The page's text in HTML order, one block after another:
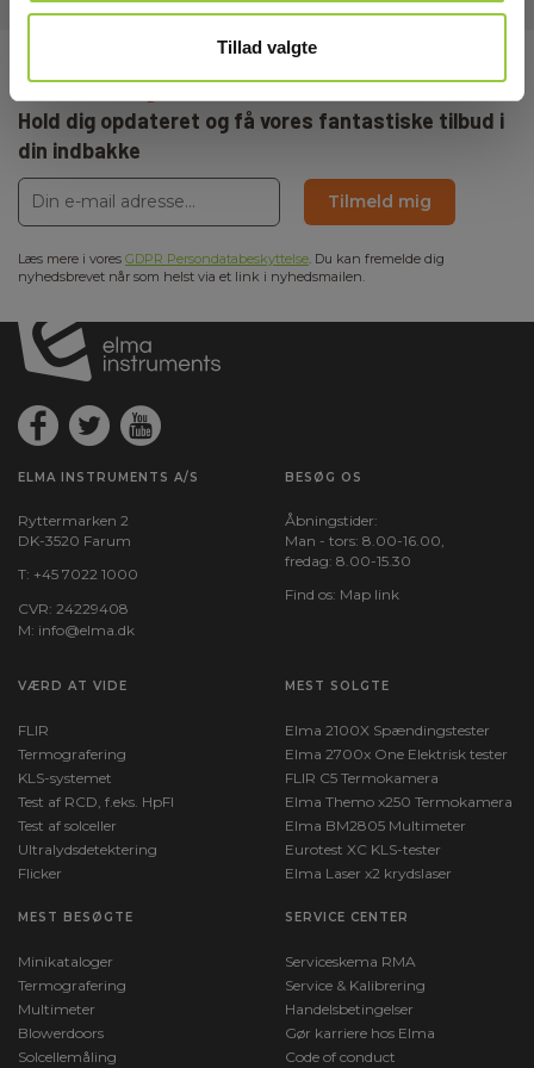
Tillad valgte
Tilmeld dig E-News!
Hold dig opdateret og få vores fantastiske tilbud i
din indbakke
Tilmeld mig
Læs mere i vores GDPR Persondatabeskyttelse. Du kan fremelde dig
nyhedsbrevet når som helst via et link i nyhedsmailen.
ELMA INSTRUMENTS A/S
Ryttermarken 2
DK-3520 Farum
T: +45 7022 1000
CVR: 24229408
M: info@elma.dk
BESØG OS
Åbningstider:
Man - tors: 8.00-16.00,
fredag: 8.00-15.30
Find os: Map link
VÆRD AT VIDE
FLIR
Termografering
KLS-systemet
Test af RCD, f.eks. HpFI
Test af solceller
Ultralydsdetektering
Flicker
MEST SOLGTE
Elma 2100X Spændingstester
Elma 2700x One Elektrisk tester
FLIR C5 Termokamera
Elma Themo x250 Termokamera
Elma BM2805 Multimeter
Eurotest XC KLS-tester
Elma Laser x2 krydslaser
MEST BESØGTE
Minikataloger
Termografering
Multimeter
Blowerdoors
Solcellemåling
SERVICE CENTER
Serviceskema RMA
Service & Kalibrering
Handelsbetingelser
Gør karriere hos Elma
Code of conduct